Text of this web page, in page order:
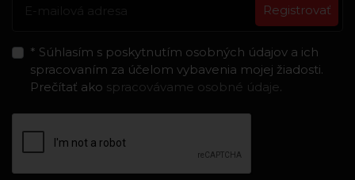
Registrovať
* Súhlasím s poskytnutím osobných údajov a ich
spracovaním za účelom vybavenia mojej žiadosti.
Prečítať ako spracovávame osobné údaje.